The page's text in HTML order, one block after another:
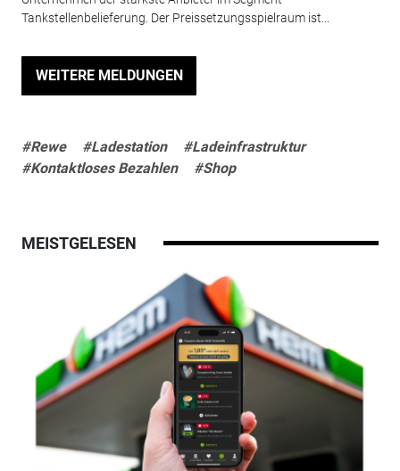
Tankstellenbelieferung. Der Preissetzungsspielraum ist...
WEITERE MELDUNGEN
#Rewe #Ladestation
#Ladeinfrastruktur
#Kontaktloses Bezahlen
#Shop
MEISTGELESEN